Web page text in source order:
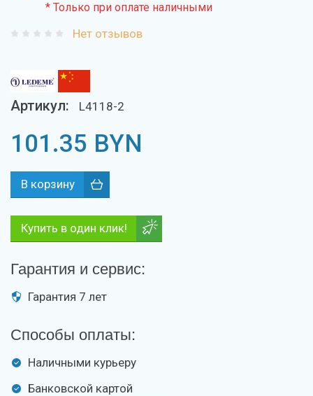
* Только при оплате наличными
Нет отзывов
Артикул: L4118-2
101.35 BYN
Купить в один клик!
Гарантия и сервис:
Гарантия 7 лет
Способы оплаты:
Наличными курьеру
Банковской картой